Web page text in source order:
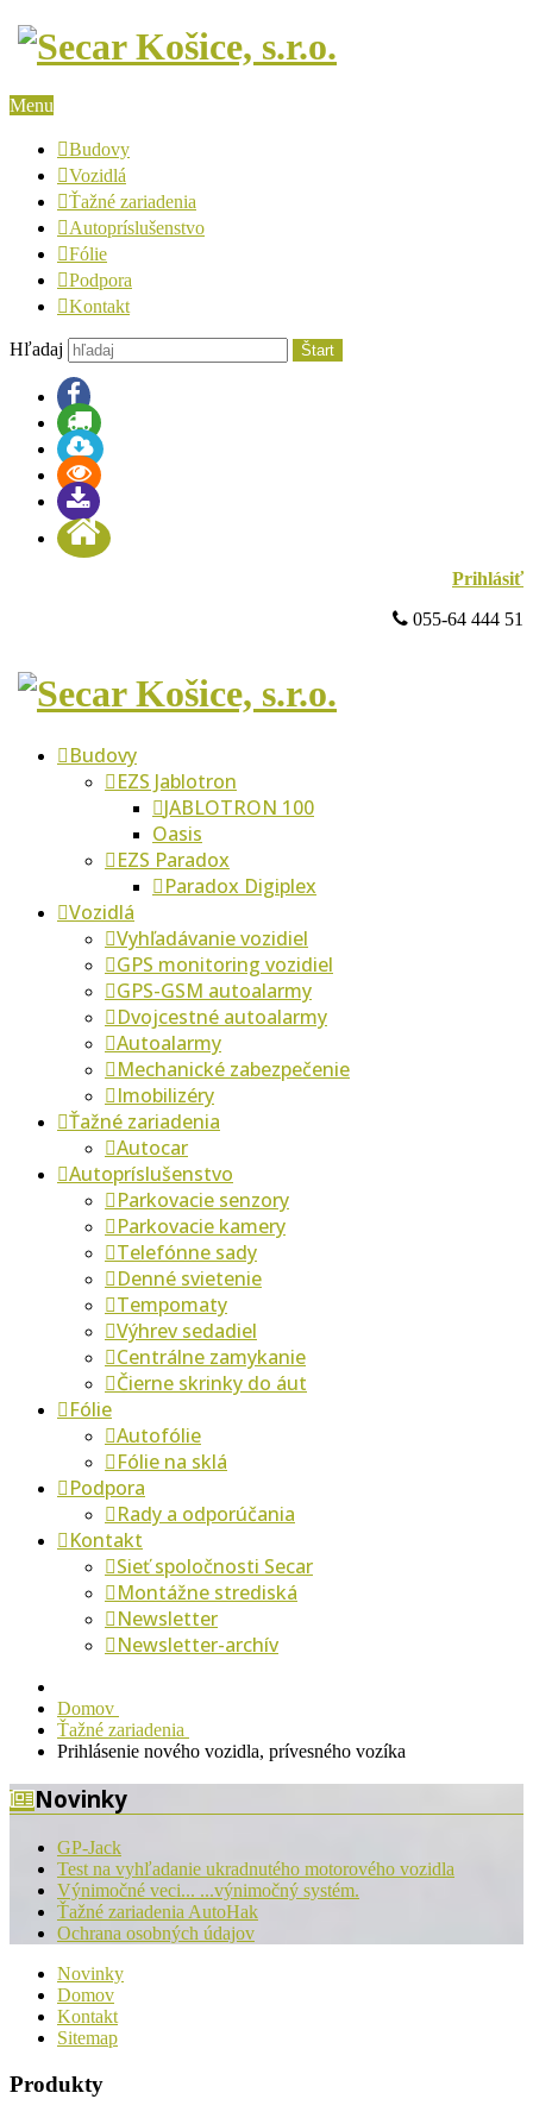
Menu
Budovy
Vozidlá
Ťažné zariadenia
Autopríslušenstvo
Fólie
Podpora
Kontakt
Hľadaj Štart
Prihlásiť
055-64 444 51
Budovy
EZS Jablotron
JABLOTRON 100
Oasis
EZS Paradox
Paradox Digiplex
Vozidlá
Vyhľadávanie vozidiel
GPS monitoring vozidiel
GPS-GSM autoalarmy
Dvojcestné autoalarmy
Autoalarmy
Mechanické zabezpečenie
Imobilizéry
Ťažné zariadenia
Autocar
Autopríslušenstvo
Parkovacie senzory
Parkovacie kamery
Telefónne sady
Denné svietenie
Tempomaty
Výhrev sedadiel
Centrálne zamykanie
Čierne skrinky do áut
Fólie
Autofólie
Fólie na sklá
Podpora
Rady a odporúčania
Kontakt
Sieť spoločnosti Secar
Montážne strediská
Newsletter
Newsletter-archív
Domov
Ťažné zariadenia
Prihlásenie nového vozidla, prívesného vozíka
Novinky
GP-Jack
Test na vyhľadanie ukradnutého motorového vozidla
Výnimočné veci... ...výnimočný systém.
Ťažné zariadenia AutoHak
Ochrana osobných údajov
Novinky
Domov
Kontakt
Sitemap
Produkty